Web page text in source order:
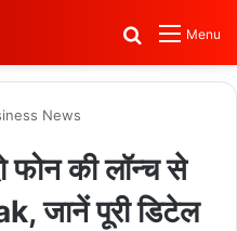
Menu
Search for
News
की लॉन्च से
जानें पूरी डिटेल